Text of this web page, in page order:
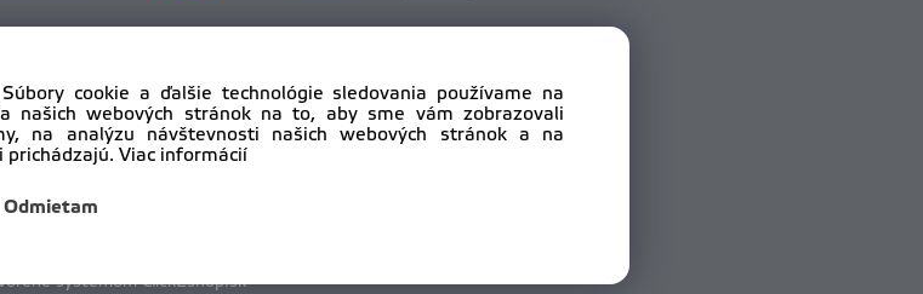
pro-body.sk, All rights reserved | DAHA s.r.o.
systémom ClickEshop.sk
cookie a ďalšie technológie sledovania používame na
našich webových stránok na to, aby sme vám zobrazovali
na analýzu návštevnosti našich webových stránok a na
prichádzajú. Viac informácií
Odmietam